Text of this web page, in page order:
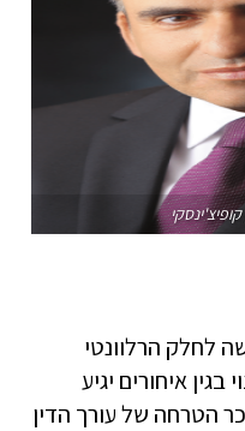
לחלק הרלוונטי
איחורים יגיע
הטרחה של עורך הדין